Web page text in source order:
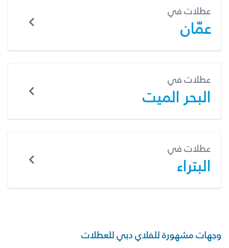
عطلات في
عمّان
عطلات في
البحر الميت
عطلات في
البتراء
وجهات مشهورة للفلاي دبي للعطلات